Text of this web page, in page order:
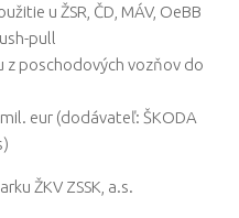
u ŽSR, ČD, MÁV, OeBB
pull
z poschodových vozňov do
eur (dodávateľ: ŠKODA
ŽKV ZSSK, a.s.